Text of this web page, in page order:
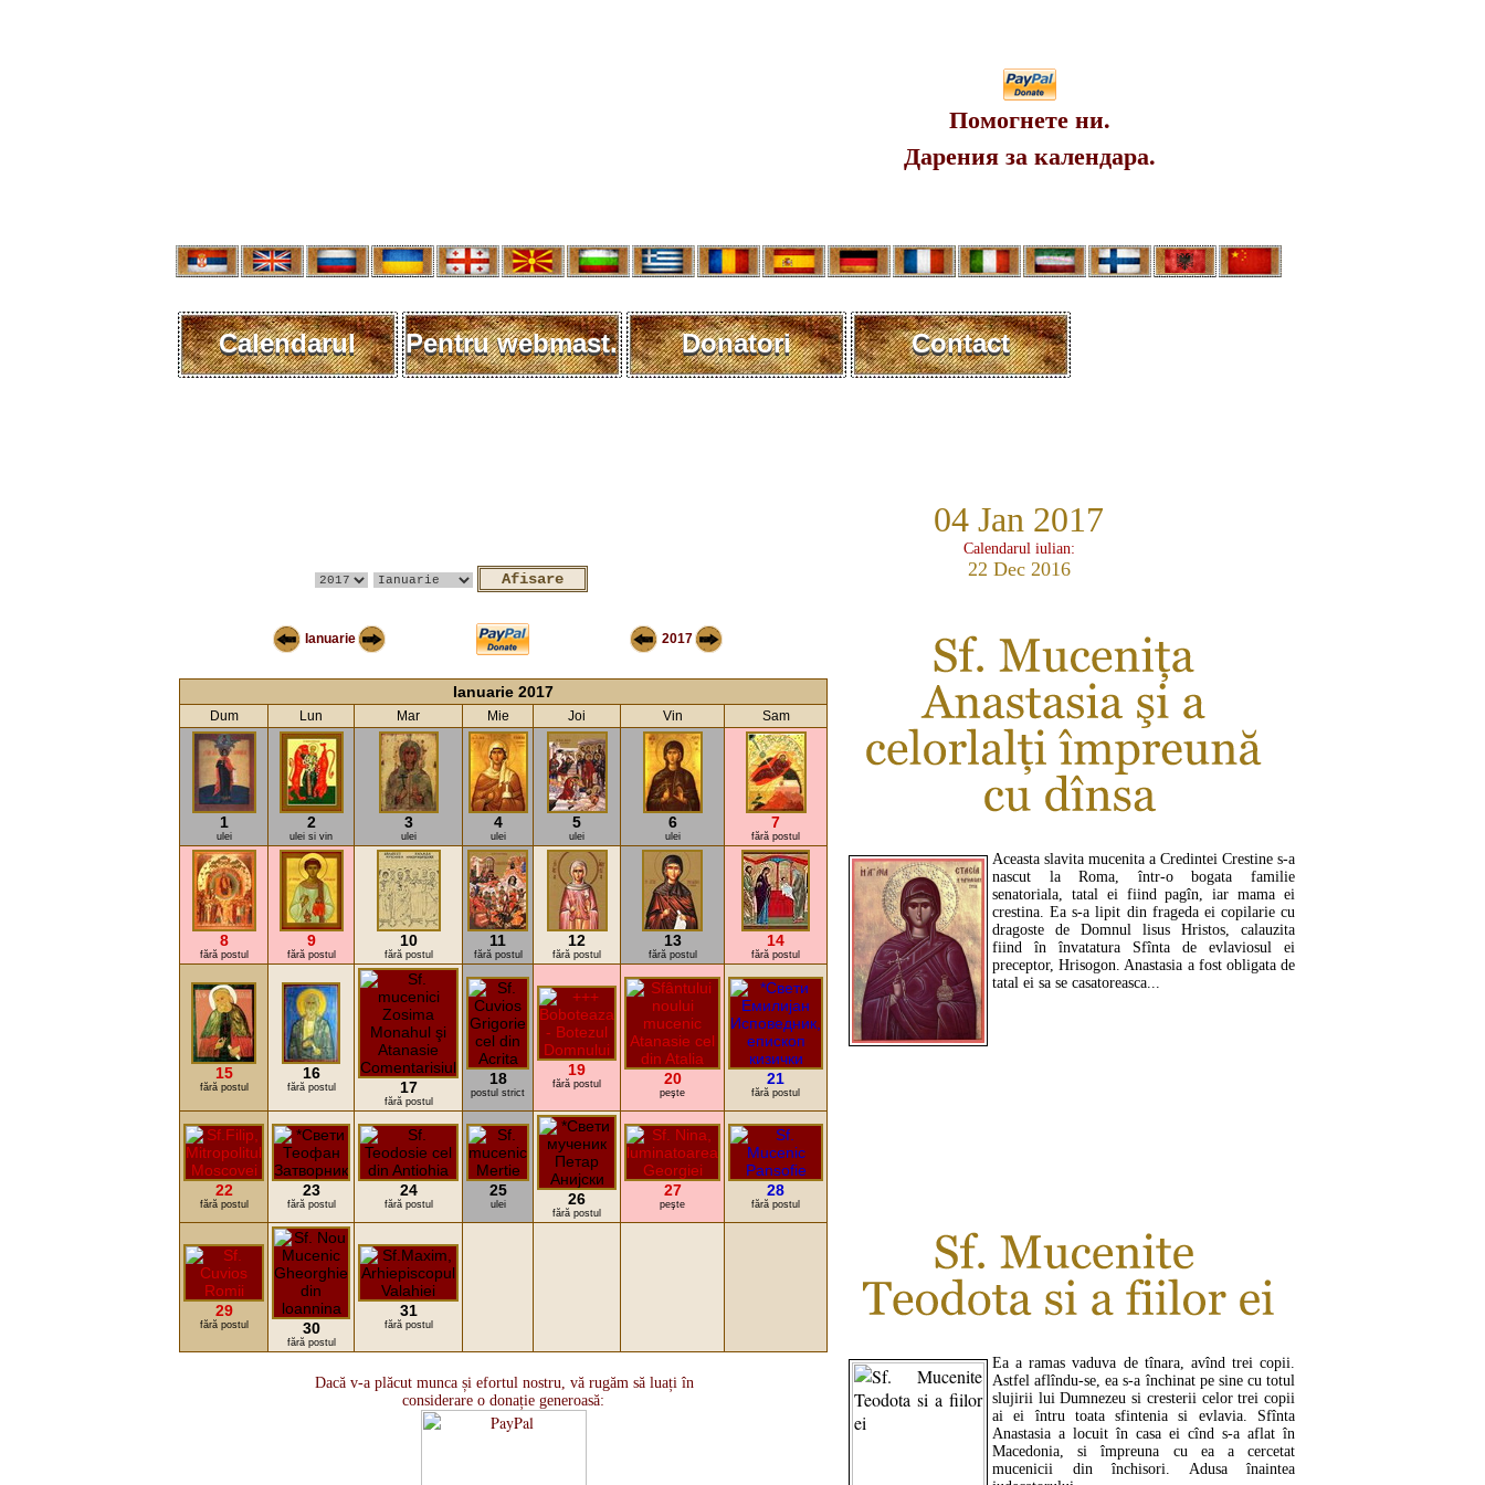
Помогнете ни.
Дарения за календара.
Calendarul Pentru webmast. Donatori Contact
04 Jan 2017
Calendarul iulian:
22 Dec 2016
Ianuarie 2017
Aceasta slavita mucenita a Credintei Crestine s-a
nascut la Roma, într-o bogata familie
senatoriala, tatal ei fiind pagîn, iar mama ei
crestina. Ea s-a lipit din frageda ei copilarie cu
dragoste de Domnul lisus Hristos, calauzita
fiind în învatatura Sfînta de evlaviosul ei
preceptor, Hrisogon. Anastasia a fost obligata de
tatal ei sa se casatoreasca...
Ea a ramas vaduva de tînara, avînd trei copii.
Astfel aflîndu-se, ea s-a închinat pe sine cu totul
slujirii lui Dumnezeu si cresterii celor trei copii
ai ei întru toata sfintenia si evlavia. Sfînta
Anastasia a locuit în casa ei cînd s-a aflat în
Macedonia, si împreuna cu ea a cercetat
mucenicii din închisori. Adusa înaintea
Ianuarie 2017
Dum Lun Mar Mie Joi Vin Sam
1
ulei
2
ulei si vin
3
ulei
4
ulei
5
ulei
6
ulei
7
fără postul
8
fără postul
9
fără postul
10
fără postul
11
fără postul
12
fără postul
13
fără postul
14
fără postul
15
fără postul
16
fără postul 17
fără postul
18
postul strict
19
fără postul 20
peşte
21
fără postul
22
fără postul
23
fără postul
24
fără postul
25
ulei 26
fără postul
27
peşte
28
fără postul
29
fără postul 30
fără postul
31
fără postul
Dacă v-a plăcut munca și efortul nostru, vă rugăm să luați în
considerare o donație generoasă: